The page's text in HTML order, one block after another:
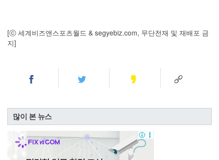
[ⓒ 세계비즈앤스포츠월드 & segyebiz.com, 무단전재 및 재배포 금
지]
많이 본 뉴스